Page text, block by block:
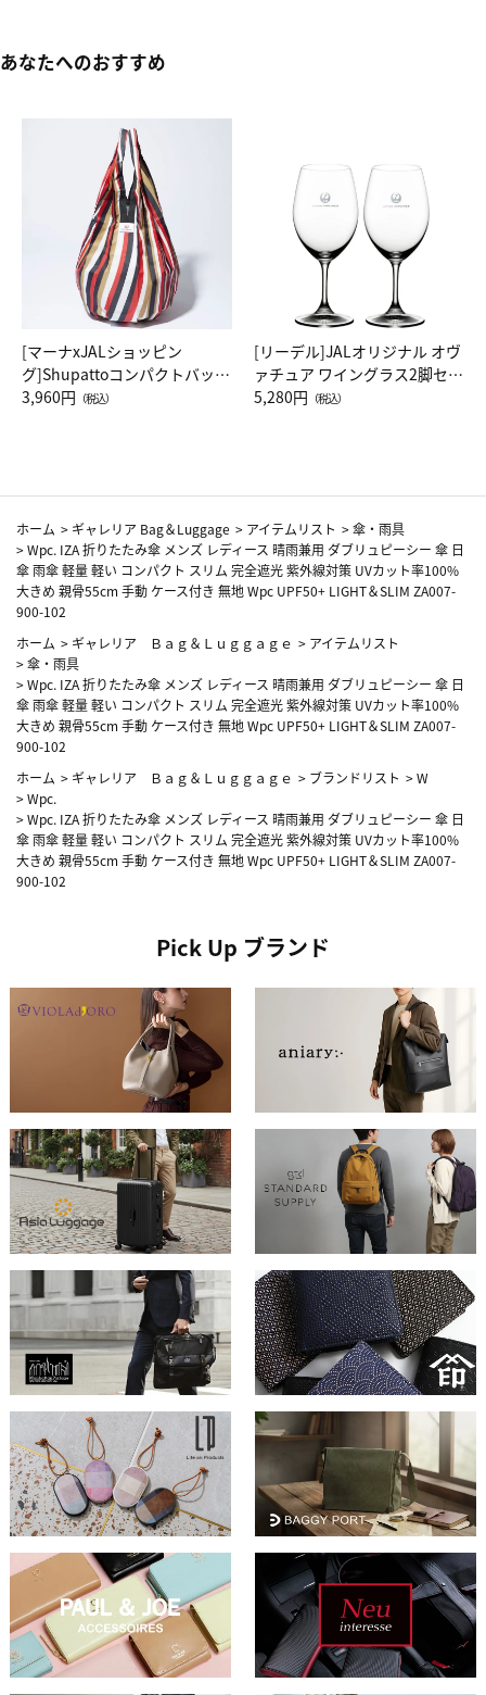
あなたへのおすすめ
[マーナxJALショッピン
グ]Shupattoコンパクトバッグ
Drop JAL客室乗務員（LC）ス
3,960円 （税込）
[リーデル]JALオリジナル オヴ
ァチュア ワイングラス2脚セッ
ト（レッドワイン）
5,280円 （税込）
ホーム > ギャレリア Bag＆Luggage > アイテムリスト >傘・雨具
>Wpc. IZA 折りたたみ傘 メンズ レディース 晴雨兼用 ダブリュピーシー 傘 日
傘 雨傘 軽量 軽い コンパクト スリム 完全遮光 紫外線対策 UVカット率100%
大きめ 親骨55cm 手動 ケース付き 無地 Wpc UPF50+ LIGHT＆SLIM ZA007-
900-102
ホーム > ギャレリア Ｂａｇ＆Ｌｕｇｇａｇｅ > アイテムリスト
>傘・雨具
>Wpc. IZA 折りたたみ傘 メンズ レディース 晴雨兼用 ダブリュピーシー 傘 日
傘 雨傘 軽量 軽い コンパクト スリム 完全遮光 紫外線対策 UVカット率100%
大きめ 親骨55cm 手動 ケース付き 無地 Wpc UPF50+ LIGHT＆SLIM ZA007-
900-102
ホーム > ギャレリア Ｂａｇ＆Ｌｕｇｇａｇｅ > ブランドリスト >W
>Wpc.
>Wpc. IZA 折りたたみ傘 メンズ レディース 晴雨兼用 ダブリュピーシー 傘 日
傘 雨傘 軽量 軽い コンパクト スリム 完全遮光 紫外線対策 UVカット率100%
大きめ 親骨55cm 手動 ケース付き 無地 Wpc UPF50+ LIGHT＆SLIM ZA007-
900-102
Pick Up ブランド